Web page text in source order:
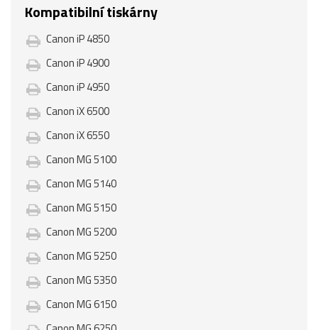
Kompatibilní tiskárny
Canon iP 4850
Canon iP 4900
Canon iP 4950
Canon iX 6500
Canon iX 6550
Canon MG 5100
Canon MG 5140
Canon MG 5150
Canon MG 5200
Canon MG 5250
Canon MG 5350
Canon MG 6150